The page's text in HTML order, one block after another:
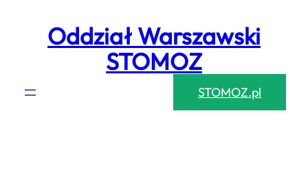
Oddział Warszawski
STOMOZ
STOMOZ.pl